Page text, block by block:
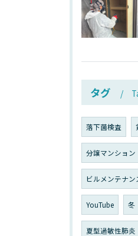
タグ
落下菌検査
分譲マンション
ビルメンテナン
YouTube 冬
夏型過敏性肺炎